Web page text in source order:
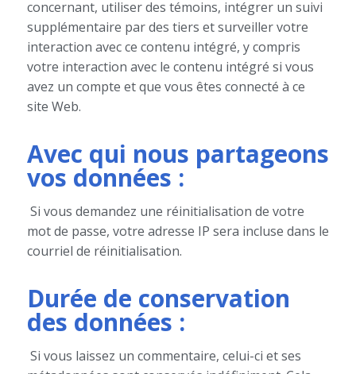
concernant, utiliser des témoins, intégrer un suivi
supplémentaire par des tiers et surveiller votre
interaction avec ce contenu intégré, y compris
votre interaction avec le contenu intégré si vous
avez un compte et que vous êtes connecté à ce
site Web.
Avec qui nous partageons
vos données :
Si vous demandez une réinitialisation de votre
mot de passe, votre adresse IP sera incluse dans le
courriel de réinitialisation.
Durée de conservation
des données :
Si vous laissez un commentaire, celui-ci et ses